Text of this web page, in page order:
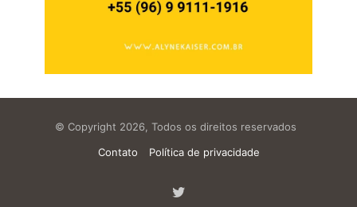
© Copyright 2026, Todos os direitos reservados
Contato
Política de privacidade
Twitter